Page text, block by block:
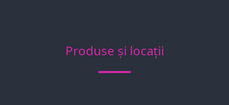
Produse și locații